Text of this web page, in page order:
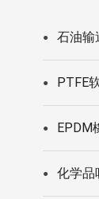
● 石油输
● PTFE
● EPDM
● 化学品